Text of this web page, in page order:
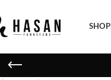
SHOP